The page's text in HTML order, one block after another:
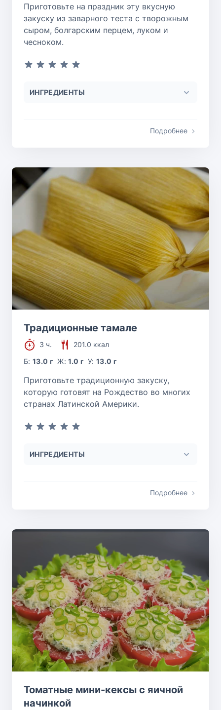
Приготовьте на праздник эту вкусную
закуску из заварного теста с творожным
сыром, болгарским перцем, луком и
чесноком.
ИНГРЕДИЕНТЫ
Подробнее
Традиционные тамале
3 ч.
201.0 ккал
Б:13.0 г Ж:1.0 г У:13.0 г
Приготовьте традиционную закуску,
которую готовят на Рождество во многих
странах Латинской Америки.
ИНГРЕДИЕНТЫ
Подробнее
Томатные мини-кексы с яичной
начинкой